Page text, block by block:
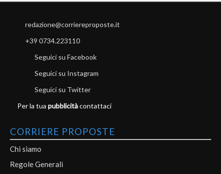
redazione@corriereproposte.it
+39 0734.223110
Seguici su Facebook
Seguici su Instagram
Seguici su Twitter
Per la tua pubblicitàcontattaci
CORRIERE PROPOSTE
Chi siamo
Regole Generali